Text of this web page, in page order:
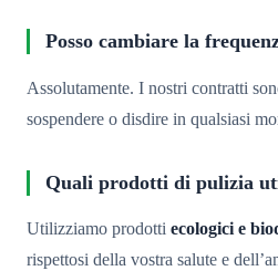
Posso cambiare la
Assolutamente. I nostri contratti
sospendere o disdire in qualsiasi
Quali prodotti di pulizia
Utilizziamo prodotti ecologici e
rispettosi della vostra salute e